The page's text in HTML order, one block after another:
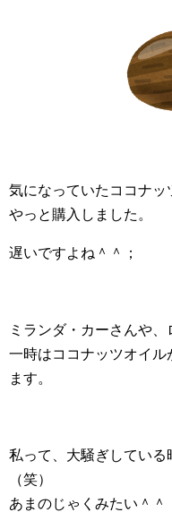
気になっていたココナッ
やっと購入しました。
遅いですよね＾＾；
ミランダ・カーさんや
一時はココナッツオイ
ます。
私って、大騒ぎしてい
（笑）
あまのじゃくみたい＾＾